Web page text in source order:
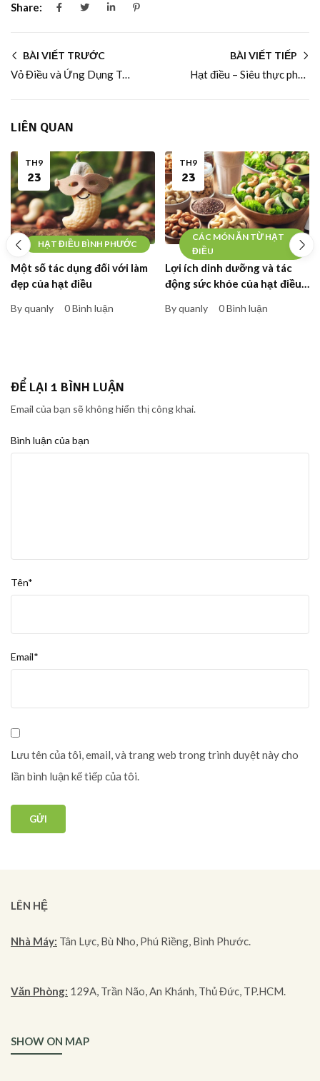
Share:
BÀI VIẾT TRƯỚC
Vỏ Điều và Ứng Dụng Trong Ngành Công Nghiệp: Tiềm Năng Từ Nguyên Liệu Phụ
BÀI VIẾT TIẾP
Hạt điều – Siêu thực phẩm cho mẹ bầu và bé yêu
LIÊN QUAN
HẠT ĐIỀU BÌNH PHƯỚC
TH9
23
Một số tác dụng đối với làm
đẹp của hạt điều
By quanly 0 Bình luận
CÁC MÓN ĂN TỪ HẠT
ĐIỀU
TH9
23
Lợi ích dinh dưỡng và tác
động sức khỏe của hạt điều
By quanly 0 Bình luận
ĐỂ LẠI 1 BÌNH LUẬN
Email của bạn sẽ không hiển thị công khai.
Bình luận của bạn
Tên*
Email*
Lưu tên của tôi, email, và trang web trong trình duyệt này cho
lần bình luận kế tiếp của tôi.
LÊN HỆ
Nhà Máy: Tân Lực, Bù Nho, Phú Riềng, Bình Phước.
Văn Phòng: 129A, Trần Não, An Khánh, Thủ Đức, TP.HCM.
SHOW ON MAP